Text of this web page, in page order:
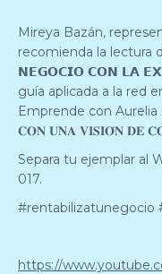
Mireya Bazán,
recomienda la
𝗡𝗘𝗚𝗢𝗖𝗜𝗢 𝗖𝗢𝗡 𝗟𝗔
guía aplicada a la red
Emprende con
𝐂𝐎𝐍 𝐔𝐍𝐀 𝐕𝐈𝐒𝐈𝐎́𝐍 𝐃𝐄
Separa tu ejemplar al
017.
#rentabilizatunegocio
https://